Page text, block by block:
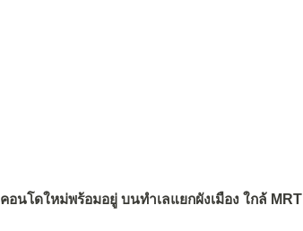
คอนโดใหม่พร้อมอยู่ บนทำเลแยกผังเมือง ใกล้ MRT